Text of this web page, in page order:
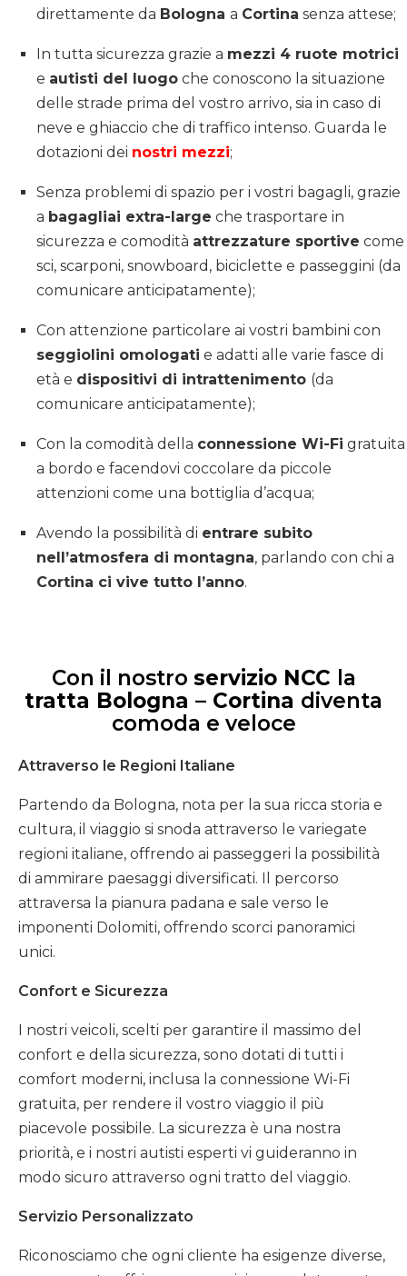
direttamente da Bologna a Cortina senza attese;
In tutta sicurezza grazie a mezzi 4 ruote motrici
e autisti del luogo che conoscono la situazione
delle strade prima del vostro arrivo, sia in caso di
neve e ghiaccio che di traffico intenso. Guarda le
dotazioni dei nostri mezzi;
Senza problemi di spazio per i vostri bagagli, grazie
a bagagliai extra-large che trasportare in
sicurezza e comodità attrezzature sportive come
sci, scarponi, snowboard, biciclette e passeggini (da
comunicare anticipatamente);
Con attenzione particolare ai vostri bambini con
seggiolini omologati e adatti alle varie fasce di
età e dispositivi di intrattenimento (da
comunicare anticipatamente);
Con la comodità della connessione Wi-Fi gratuita
a bordo e facendovi coccolare da piccole
attenzioni come una bottiglia d’acqua;
Avendo la possibilità di entrare subito
nell’atmosfera di montagna, parlando con chi a
Cortina ci vive tutto l’anno.
Con il nostro servizio NCC la
tratta Bologna – Cortina diventa
comoda e veloce
Attraverso le Regioni Italiane
Partendo da Bologna, nota per la sua ricca storia e
cultura, il viaggio si snoda attraverso le variegate
regioni italiane, offrendo ai passeggeri la possibilità
di ammirare paesaggi diversificati. Il percorso
attraversa la pianura padana e sale verso le
imponenti Dolomiti, offrendo scorci panoramici
unici.
Confort e Sicurezza
I nostri veicoli, scelti per garantire il massimo del
confort e della sicurezza, sono dotati di tutti i
comfort moderni, inclusa la connessione Wi-Fi
gratuita, per rendere il vostro viaggio il più
piacevole possibile. La sicurezza è una nostra
priorità, e i nostri autisti esperti vi guideranno in
modo sicuro attraverso ogni tratto del viaggio.
Servizio Personalizzato
Riconosciamo che ogni cliente ha esigenze diverse,